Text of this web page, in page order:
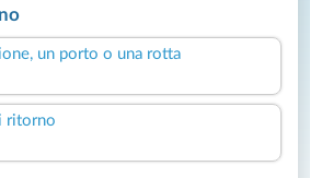
un porto o una rotta
ritorno